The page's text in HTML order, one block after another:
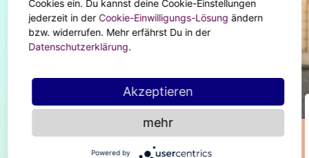
BODY & SOUL
Der Unterschied zwischen einem Mai-
Stier und einem April-Stier
Cookies ein. Du kannst deine Cookie-Einstellungen
jederzeit in der Cookie-Einwilligungs-Lösung ändern
bzw. widerrufen. Mehr erfährst Du in der
Datenschutzerklärung.
Akzeptieren
mehr
Powered by